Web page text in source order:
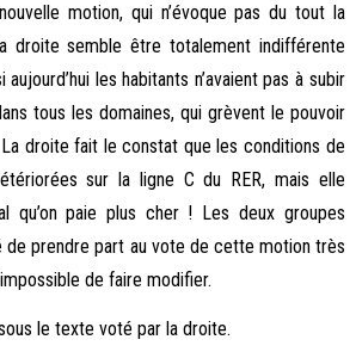
motion, qui n’évoque pas du tout la
droite semble être totalement indifférente
les habitants n’avaient pas à subir
tous les domaines, qui grèvent le pouvoir
La droite fait le constat que les conditions de
sur la ligne C du RER, mais elle
qu’on paie plus cher ! Les deux groupes
de prendre part au vote de cette motion très
de faire modifier.
le texte voté par la droite.